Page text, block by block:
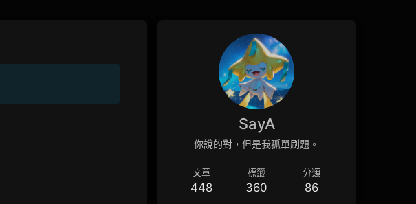
SayA
你說的對，但是我孤單刷題。
文章
448
標籤
360
分類
86